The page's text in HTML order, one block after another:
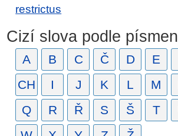
restrictus
Cizí slova podle písmen
A B C Č D E
CH
I J K L M
Q
R Ř S Š T